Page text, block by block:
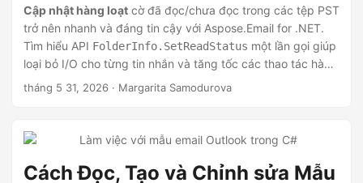
Cập nhật hàng loạt cờ đã đọc/chưa đọc trong các tệp PST
trở nên nhanh và đáng tin cậy với Aspose.Email for .NET.
Tìm hiểu API FolderInfo.SetReadStatus một lần gọi giúp
loại bỏ I/O cho từng tin nhắn và tăng tốc các thao tác hàng
loạt.
tháng 5 31, 2026 · Margarita Samodurova
Cách Đọc, Tạo và Chỉnh sửa Mẫu